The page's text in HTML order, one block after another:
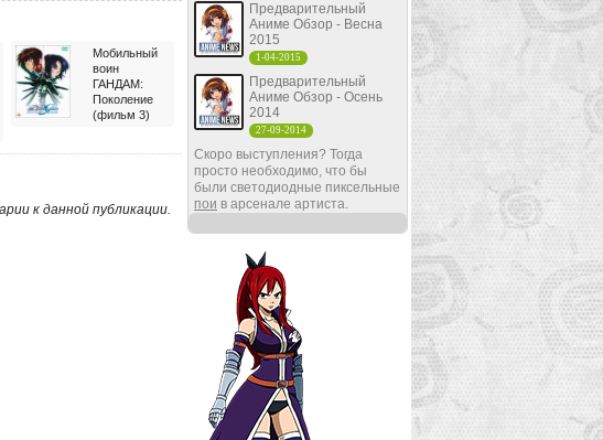
Предварительный
Аниме Обзор - Весна
2015
1-04-2015
Предварительный
Аниме Обзор - Осень
2014
27-09-2014
Скоро выступления? Тогда
просто необходимо, что бы
были светодиодные пиксельные
пои в арсенале артиста.
Мобильный
воин
ГАНДАМ:
Поколение
(фильм 3)
к данной публикации.